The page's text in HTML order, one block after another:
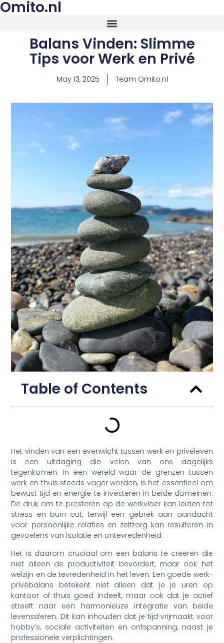
Omito.nl
Balans Vinden: Slimme
Tips voor Werk en Privé
May 13, 2025 Team Omito.nl
Table of Contents
Het vinden van een evenwicht tussen werk en privéleven
is een uitdaging die velen van ons dagelijks
tegenkomen. In een wereld waar de grenzen tussen
werk en thuis steeds vager worden, is het essentieel om
bewust tijd en energie te investeren in beide domeinen.
De druk om te presteren op de werkvloer kan leiden tot
stress en burn-out, terwijl een gebrek aan aandacht
voor persoonlijke relaties en zelfzorg kan resulteren in
gevoelens van isolatie en ontevredenheid.
Het is daarom cruciaal om een balans te creëren die
niet alleen de productiviteit bevordert, maar ook het
welzijn en de tevredenheid in het leven. Een goede werk-
privébalans betekent niet alleen dat je je uren op
kantoor of thuis goed indeelt, maar ook dat je actief
streeft naar een harmonieuze integratie van beide
levenssferen. Dit kan inhouden dat je tijd vrijmaakt voor
hobby’s, sociale activiteiten en ontspanning, naast je
professionele verplichtingen.